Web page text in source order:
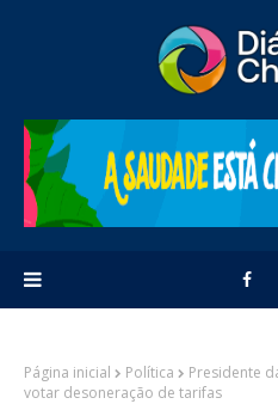
Página inicial Política
Presidente
votar desoneração de tarifas